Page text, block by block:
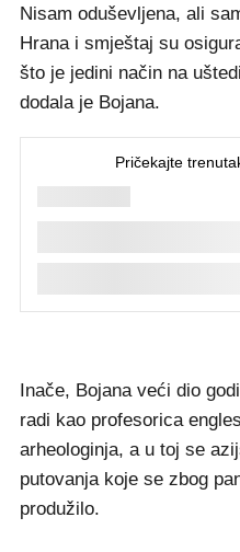
Nisam oduševljena, ali
Hrana i smještaj su
što je jedini način na
dodala je Bojana.
Inače, Bojana veći dio
radi kao profesorica
arheologinja, a u toj se
putovanja koje se zbog
produžilo.